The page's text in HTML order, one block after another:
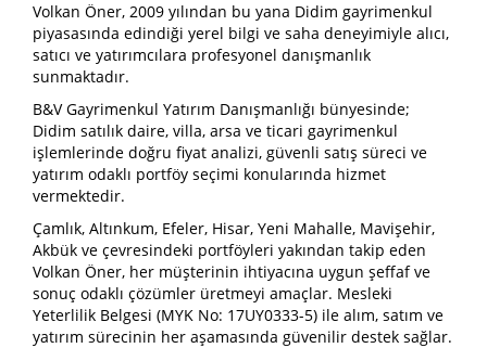
Volkan Öner, 2009 yılından bu yana Didim gayrimenkul
piyasasında edindiği yerel bilgi ve saha deneyimiyle alıcı,
satıcı ve yatırımcılara profesyonel danışmanlık
sunmaktadır.
B&V Gayrimenkul Yatırım Danışmanlığı bünyesinde;
Didim satılık daire, villa, arsa ve ticari gayrimenkul
işlemlerinde doğru fiyat analizi, güvenli satış süreci ve
yatırım odaklı portföy seçimi konularında hizmet
vermektedir.
Çamlık, Altınkum, Efeler, Hisar, Yeni Mahalle, Mavişehir,
Akbük ve çevresindeki portföyleri yakından takip eden
Volkan Öner, her müşterinin ihtiyacına uygun şeffaf ve
sonuç odaklı çözümler üretmeyi amaçlar. Mesleki
Yeterlilik Belgesi (MYK No: 17UY0333-5) ile alım, satım ve
yatırım sürecinin her aşamasında güvenilir destek sağlar.